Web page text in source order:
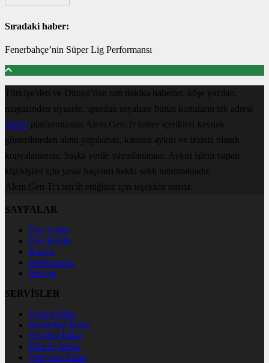
Sıradaki haber:
Fenerbahçe’nin Süper Lig Performansı
Türkiye'den ve Dünya’dan son dakika haberler, köşe yazıları,
magazinden siyasete, spordan seyahate bütün konuların tek adresi
Haberplatformunda; Alem.Gen.Tr haber içerikleri kaynak
gösterilmeden alıntı yapılamaz, kanuna aykırı ve izinsiz olarak
kopyalanamaz, başka yerde yayınlanamaz. Aykırı işlem yapan
kişi/kişiler için yasal başvuru hakkı saklı tutulmaktadır.
Alem.Gen.Tr'i tercih ettiğiniz için teşekkür ederiz.
SAYFALAR
Üye Girişi
Üye Kaydı
Künye
Hakkımızda
İletişim
SERVİSLER
Futbol İddaa
Basketbol İddaa
Hentbol İddaa
Bilardo İddaa
Voleybol İddaa